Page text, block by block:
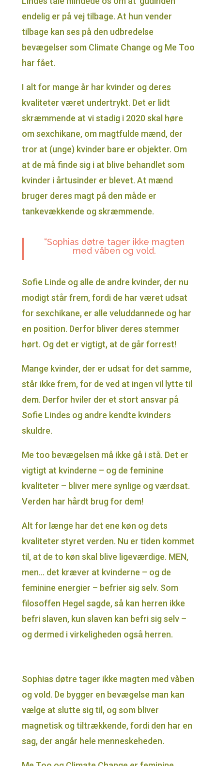
endelig er på vej tilbage. At hun vender
tilbage kan ses på den udbredelse
bevægelser som Climate Change og Me Too
har fået.
I alt for mange år har kvinder og deres
kvaliteter været undertrykt. Det er lidt
skræmmende at vi stadig i 2020 skal høre
om sexchikane, om magtfulde mænd, der
tror at (unge) kvinder bare er objekter. Om
at de må finde sig i at blive behandlet som
kvinder i årtusinder er blevet. At mænd
bruger deres magt på den måde er
tankevækkende og skræmmende.
“Sophias døtre tager ikke magten
med våben og vold.
Sofie Linde og alle de andre kvinder, der nu
modigt står frem, fordi de har været udsat
for sexchikane, er alle veluddannede og har
en position. Derfor bliver deres stemmer
hørt. Og det er vigtigt, at de går forrest!
Mange kvinder, der er udsat for det samme,
står ikke frem, for de ved at ingen vil lytte til
dem. Derfor hviler der et stort ansvar på
Sofie Lindes og andre kendte kvinders
skuldre.
Me too bevægelsen må ikke gå i stå. Det er
vigtigt at kvinderne – og de feminine
kvaliteter – bliver mere synlige og værdsat.
Verden har hårdt brug for dem!
Alt for længe har det ene køn og dets
kvaliteter styret verden. Nu er tiden kommet
til, at de to køn skal blive ligeværdige. MEN,
men… det kræver at kvinderne – og de
feminine energier – befrier sig selv. Som
filosoffen Hegel sagde, så kan herren ikke
befri slaven, kun slaven kan befri sig selv –
og dermed i virkeligheden også herren.
Sophias døtre tager ikke magten med våben
og vold. De bygger en bevægelse man kan
vælge at slutte sig til, og som bliver
magnetisk og tiltrækkende, fordi den har en
sag, der angår hele menneskeheden.